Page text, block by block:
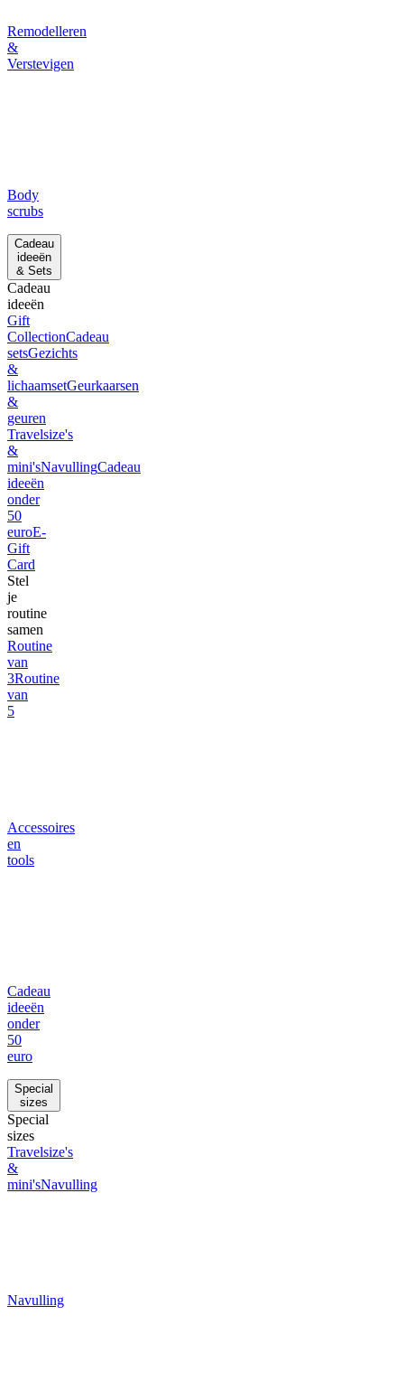
Remodelleren
&
Verstevigen
Body
scrubs
Cadeau
ideeën
& Sets
Cadeau
ideeën
Gift
CollectionCadeau
setsGezichts
&
lichaamsetGeurkaarsen
&
geuren
Travelsize's
&
mini'sNavullingCadeau
ideeën
onder
50
euroE-
Gift
Card
Stel
je
routine
samen
Routine
van
3Routine
van
5
Accessoires
en
tools
Cadeau
ideeën
onder
50
euro
Special
sizes
Special
sizes
Travelsize's
&
mini'sNavulling
Navulling